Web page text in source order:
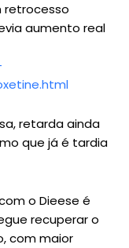
retrocesso
aumento real
retarda ainda
que já é tardia
o Dieese é
recuperar o
com maior